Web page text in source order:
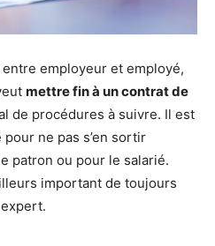
entre employeur et employé,
mettre fin à un contrat de
de procédures à suivre. Il est
ne pas s’en sortir
patron ou pour le salarié.
important de toujours